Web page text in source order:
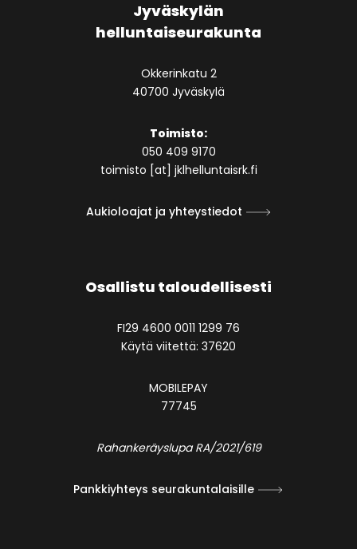
Jyväskylän
helluntaiseurakunta
Okkerinkatu 2
40700 Jyväskylä
Toimisto:
050 409 9170
toimisto [at] jklhelluntaisrk.fi
Aukioloajat ja yhteystiedot
Osallistu taloudellisesti
FI29 4600 0011 1299 76
Käytä viitettä: 37620
MOBILEPAY
77745
Rahankeräyslupa RA/2021/619
Pankkiyhteys seurakuntalaisille